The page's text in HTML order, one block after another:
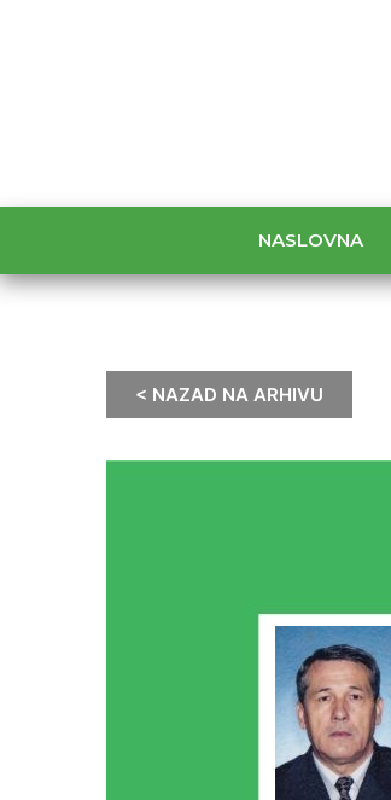
NASLOVNA
< NAZAD NA ARHIVU